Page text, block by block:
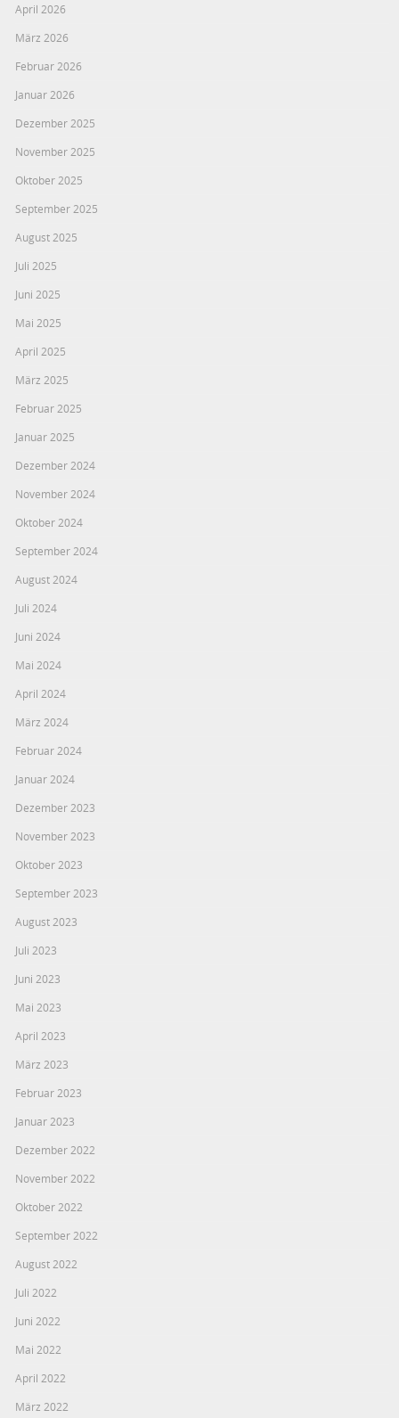
April 2026
März 2026
Februar 2026
Januar 2026
Dezember 2025
November 2025
Oktober 2025
September 2025
August 2025
Juli 2025
Juni 2025
Mai 2025
April 2025
März 2025
Februar 2025
Januar 2025
Dezember 2024
November 2024
Oktober 2024
September 2024
August 2024
Juli 2024
Juni 2024
Mai 2024
April 2024
März 2024
Februar 2024
Januar 2024
Dezember 2023
November 2023
Oktober 2023
September 2023
August 2023
Juli 2023
Juni 2023
Mai 2023
April 2023
März 2023
Februar 2023
Januar 2023
Dezember 2022
November 2022
Oktober 2022
September 2022
August 2022
Juli 2022
Juni 2022
Mai 2022
April 2022
März 2022